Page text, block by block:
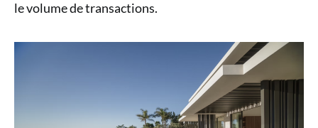
le volume de transactions.